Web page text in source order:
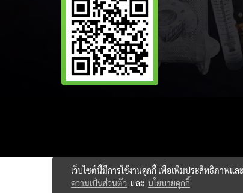
เว็บไซต์นี้มีการใช้งานคุกกี้ เพื่อเพิ่มประสิทธิภาพแ
ความเป็นส่วนตัว และ นโยบายคุกกี้